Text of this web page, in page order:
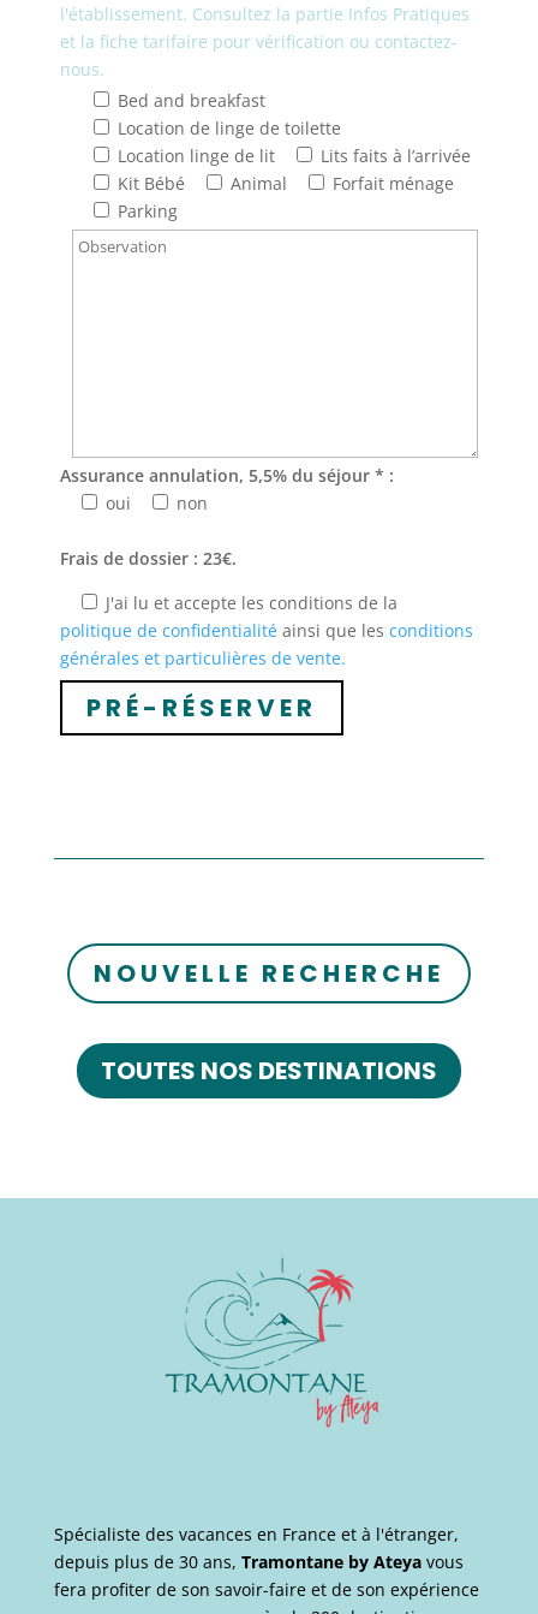
l'établissement. Consultez la partie Infos Pratiques
et la fiche tarifaire pour vérification ou contactez-
nous.
Bed and breakfast
Location de linge de toilette
Location linge de lit
Lits faits à l’arrivée
Kit Bébé
Animal
Forfait ménage
Parking
Assurance annulation, 5,5% du séjour * :
oui
non
Frais de dossier : 23€.
J'ai lu et accepte les conditions de la
politique de confidentialitéainsi que les conditions
générales et particulières de vente.
NOUVELLE RECHERCHE
TOUTES NOS DESTINATIONS
Spécialiste des vacances en France et à l'étranger,
depuis plus de 30 ans, Tramontane by Ateya vous
fera profiter de son savoir-faire et de son expérience